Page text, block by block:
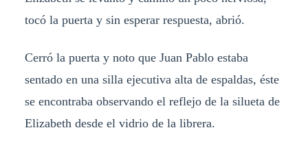
tocó la puerta y sin esperar respuesta, abrió.
Cerró la puerta y noto que Juan Pablo estaba
sentado en una silla ejecutiva alta de espaldas, éste
se encontraba observando el reflejo de la silueta de
Elizabeth desde el vidrio de la librera.